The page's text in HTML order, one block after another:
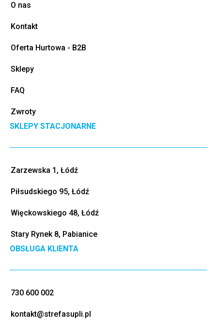
O nas
Kontakt
Oferta Hurtowa - B2B
Sklepy
FAQ
Zwroty
SKLEPY STACJONARNE
Zarzewska 1, Łódź
Piłsudskiego 95, Łódź
Więckowskiego 48, Łódź
Stary Rynek 8, Pabianice
OBSŁUGA KLIENTA
730 600 002
kontakt@strefasupli.pl